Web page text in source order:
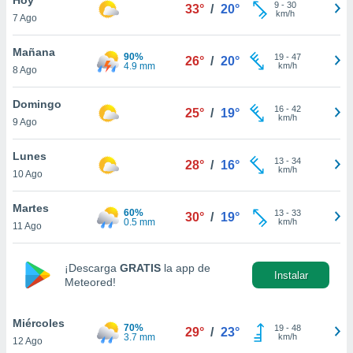
y
en
más
de
cookies
aceptar
7 Ago
33° / 20° 9- 30
km/h
Mañana
8 Ago
90%
4.9 mm
26° / 20° 19- 47
km/h
Domingo
9 Ago
25° / 19° 16- 42
km/h
Lunes
10 Ago
28° / 16° 13- 34
km/h
Martes
11 Ago
60%
0.5 mm
30° / 19° 13- 33
km/h
¡Descarga GRATIS la app de
Meteored!
Instalar
Miércoles
12 Ago
70%
3.7 mm
29° / 23° 19- 48
km/h